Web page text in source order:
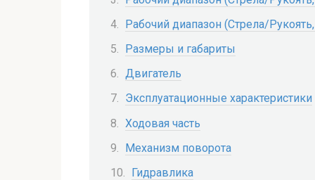
Рабочий диапазон (Стрела/
Размеры и габариты
Двигатель
Эксплуатационные характеристики
Ходовая часть
Механизм поворота
Гидравлика